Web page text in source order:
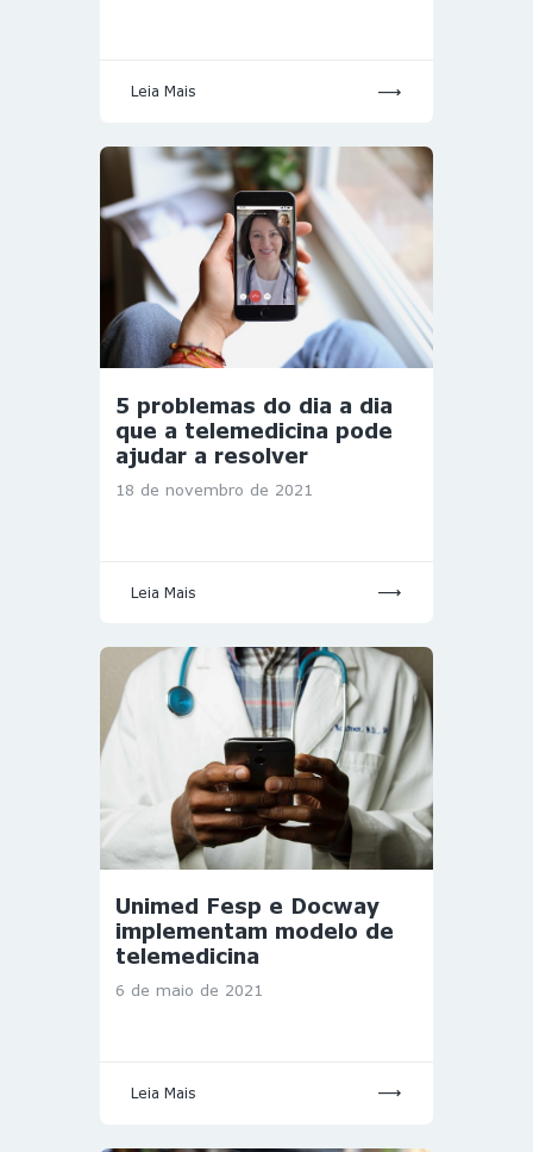
Leia Mais
5 problemas do dia a dia
que a telemedicina pode
ajudar a resolver
18 de novembro de 2021
Leia Mais
Unimed Fesp e Docway
implementam modelo de
telemedicina
6 de maio de 2021
Leia Mais